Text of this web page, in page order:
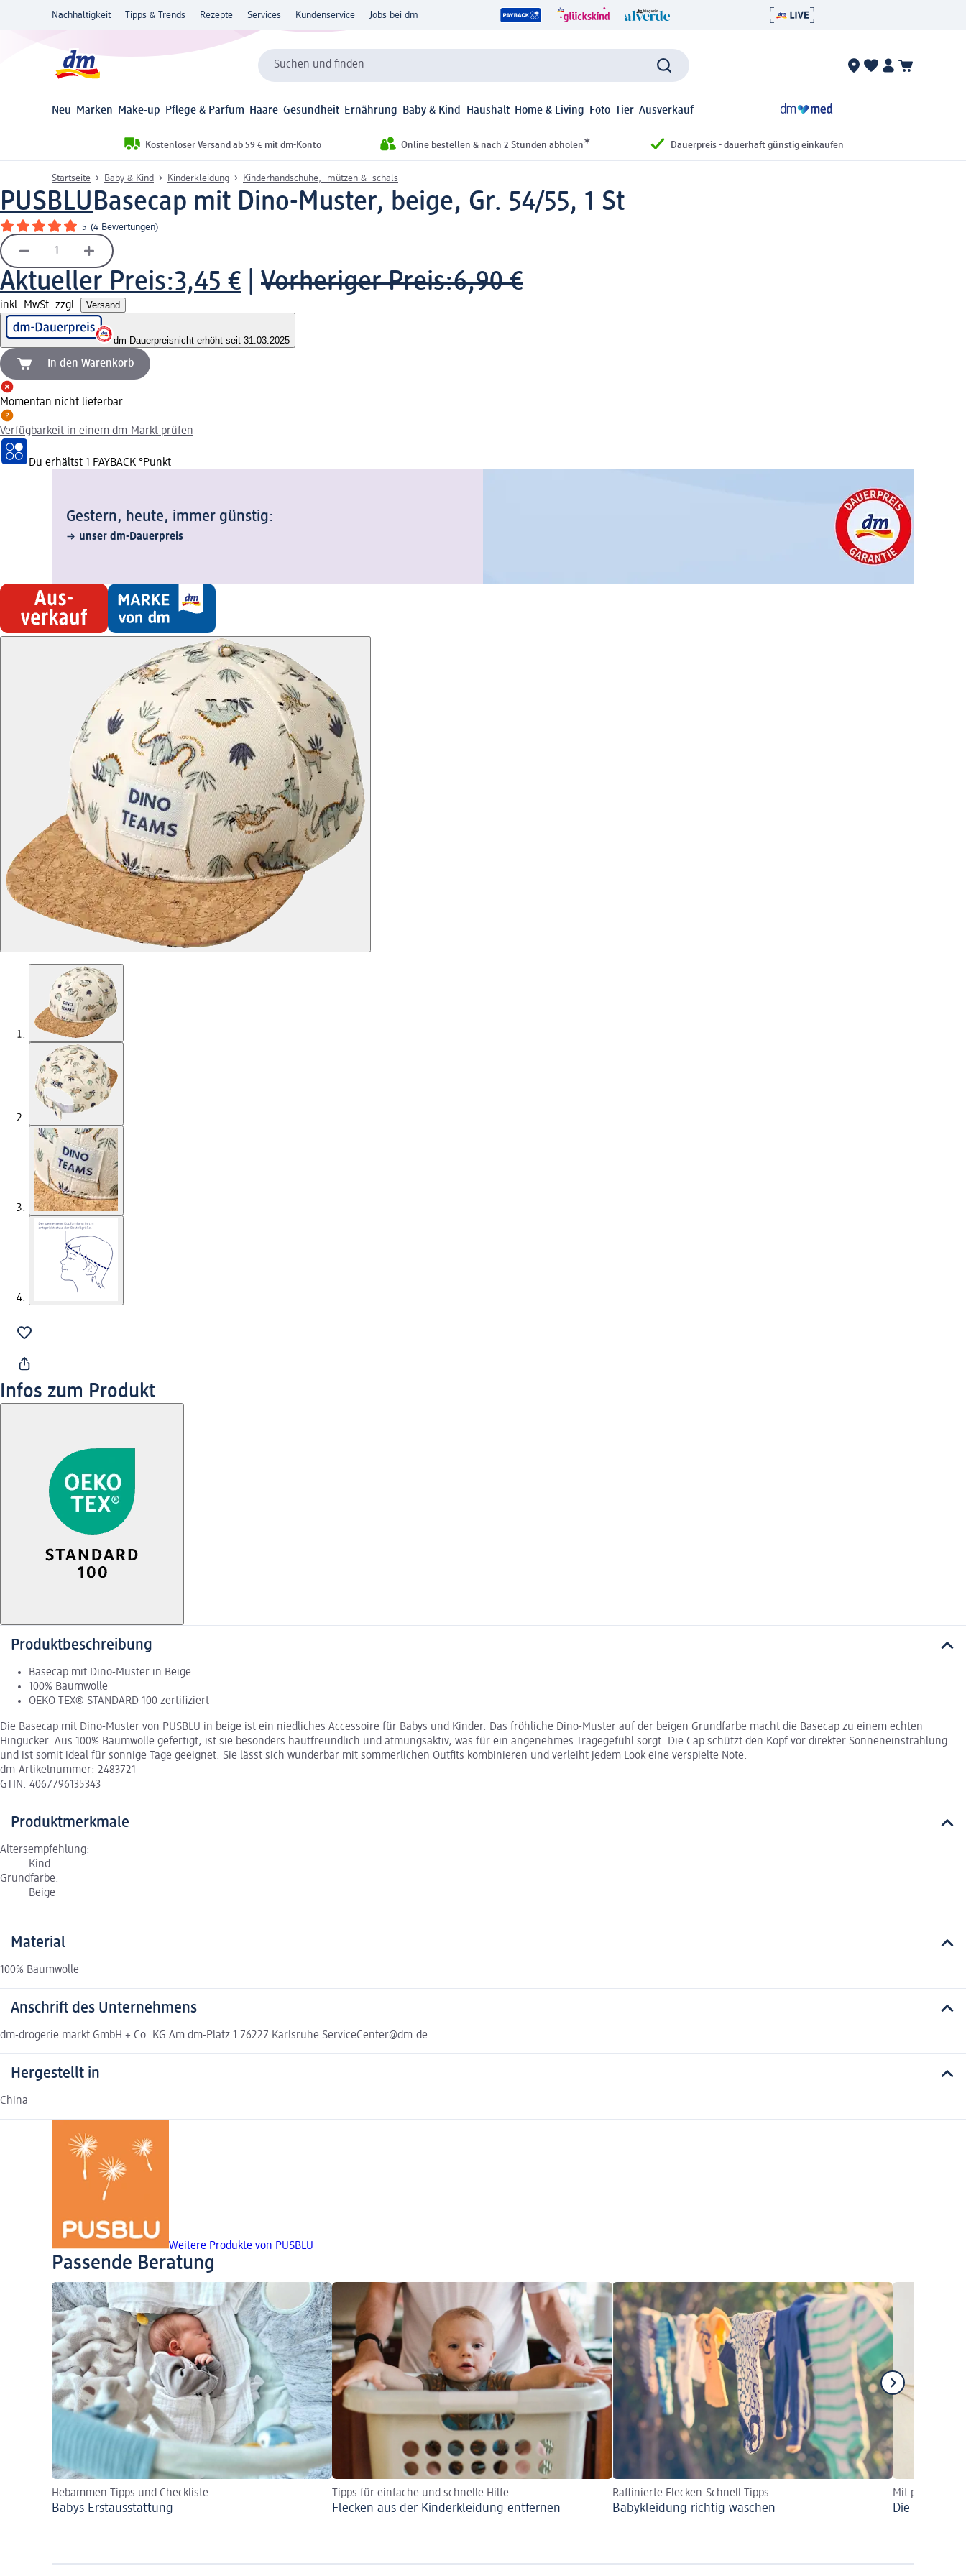
Nachhaltigkeit Tipps & Trends Rezepte Services Kundenservice Jobs bei dm
Suchen und finden
Neu Marken Make-up Pflege & Parfum Haare Gesundheit Ernährung Baby & Kind Haushalt Home & Living Foto Tier Ausverkauf
Kostenloser Versand ab 59 € mit dm-Konto Online bestellen & nach 2 Stunden abholen* Dauerpreis - dauerhaft günstig einkaufen
Startseite Baby & Kind Kinderkleidung Kinderhandschuhe, -mützen & -schals
PUSBLUBasecap mit Dino-Muster, beige, Gr. 54/55, 1 St
5 (4 Bewertungen)
Aktueller Preis:3,45 € Vorheriger Preis:6,90 €
inkl. MwSt. zzgl. Versand
dm-Dauerpreisnicht erhöht seit 31.03.2025
In den Warenkorb
Momentan nicht lieferbar
Verfügbarkeit in einem dm-Markt prüfen
Du erhältst 1 PAYBACK °Punkt
Gestern, heute, immer günstig:
unser dm-Dauerpreis
Infos zum Produkt
Produktbeschreibung
Basecap mit Dino-Muster in Beige
100% Baumwolle
OEKO-TEX® STANDARD 100 zertifiziert
Die Basecap mit Dino-Muster von PUSBLU in beige ist ein niedliches Accessoire für Babys und Kinder. Das fröhliche Dino-Muster auf der beigen Grundfarbe macht die Basecap zu einem echten
Hingucker. Aus 100% Baumwolle gefertigt, ist sie besonders hautfreundlich und atmungsaktiv, was für ein angenehmes Tragegefühl sorgt. Die Cap schützt den Kopf vor direkter Sonneneinstrahlung
und ist somit ideal für sonnige Tage geeignet. Sie lässt sich wunderbar mit sommerlichen Outfits kombinieren und verleiht jedem Look eine verspielte Note.
dm-Artikelnummer: 2483721
GTIN: 4067796135343
Produktmerkmale
Altersempfehlung:
Kind
Grundfarbe:
Beige
Material
100% Baumwolle
Anschrift des Unternehmens
dm-drogerie markt GmbH + Co. KG Am dm-Platz 1 76227 Karlsruhe ServiceCenter@dm.de
Hergestellt in
China
Weitere Produkte von PUSBLU
Passende Beratung
Hebammen-Tipps und Checkliste
Babys Erst­aus­stattung
Tipps für einfache und schnelle Hilfe
Flecken aus der Kinderkleidung entfernen
Raffinierte Flecken-Schnell-Tipps
Babykleidung richtig waschen
Mit
Die richtige